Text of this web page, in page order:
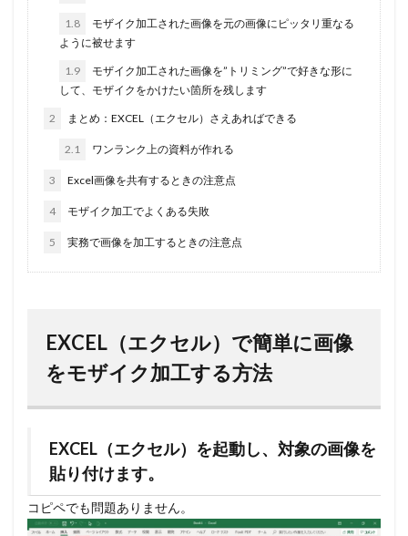
1.8
モザイク加工された画像を元の画像にピッタリ重なる
ように被せます
1.9
モザイク加工された画像を”トリミング”で好きな形に
して、モザイクをかけたい箇所を残します
2 まとめ：EXCEL（エクセル）さえあればできる
2.1 ワンランク上の資料が作れる
3 Excel画像を共有するときの注意点
4 モザイク加工でよくある失敗
5 実務で画像を加工するときの注意点
EXCEL（エクセル）で簡単に画像
をモザイク加工する方法
EXCEL（エクセル）を起動し、対象の画像を
貼り付けます。
コピペでも問題ありません。